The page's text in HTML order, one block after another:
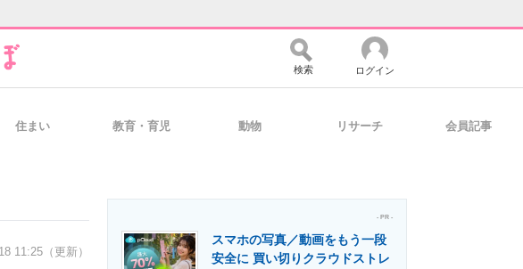
経営リーダーのコミュニティ マーケ×ITの今がよく分かる
検索 ログイン
住まい 教育・育児 動物 リサーチ 会員記事
11:25（更新）
- PR -
スマホの写真／動画をもう一段
安全に 買い切りクラウドストレ